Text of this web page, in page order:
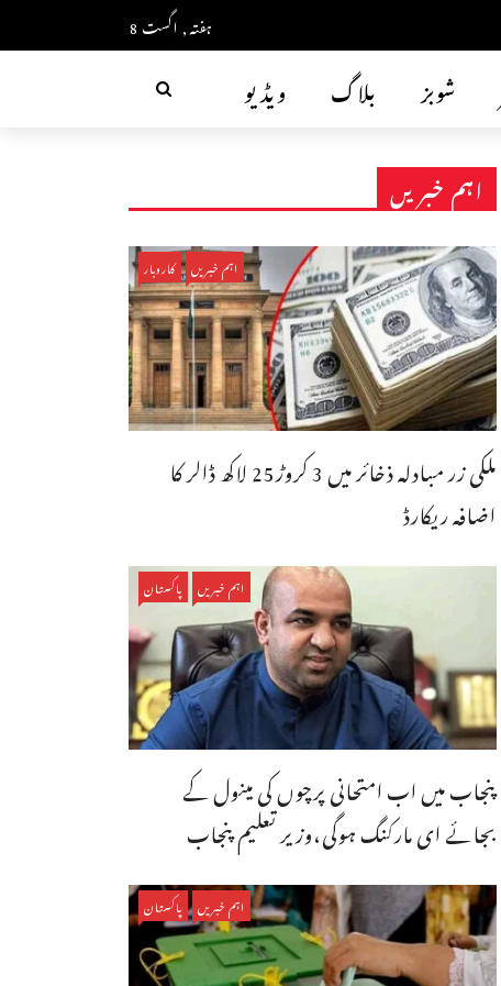
ہفتہ, اگست 8
ویڈیو بلاگ شوبز
اہم خبریں
اہم خبریں کاروبار
ملکی زر مبادلہ ذخائر میں 3 کروڑ25 لاکھ ڈالر کا
اضافہ ریکارڈ
اہم خبریں پاکستان
پنجاب میں اب امتحانی پرچوں کی مینول کے
بجائے ای مارکنگ ہوگی،وزیر تعلیم پنجاب
اہم خبریں پاکستان